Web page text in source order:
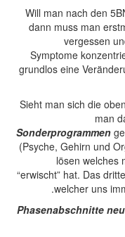
Will man nach den
dann muss man
vergessen
Symptome
grundlos eine
Sieht man sich die
man
Sonderprogrammen
(Psyche, Gehirn und
lösen welches
“erwischt” hat. Das
welcher uns
Phasenabschnitte